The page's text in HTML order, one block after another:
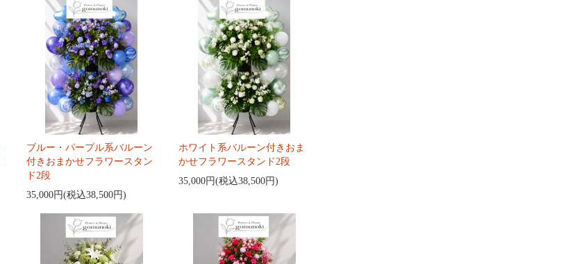
ブルー・パープル系バルーン
付きおまかせフラワースタン
ド2段
35,000円(税込38,500円)
ホワイト系バルーン付きおま
かせフラワースタンド2段
35,000円(税込38,500円)